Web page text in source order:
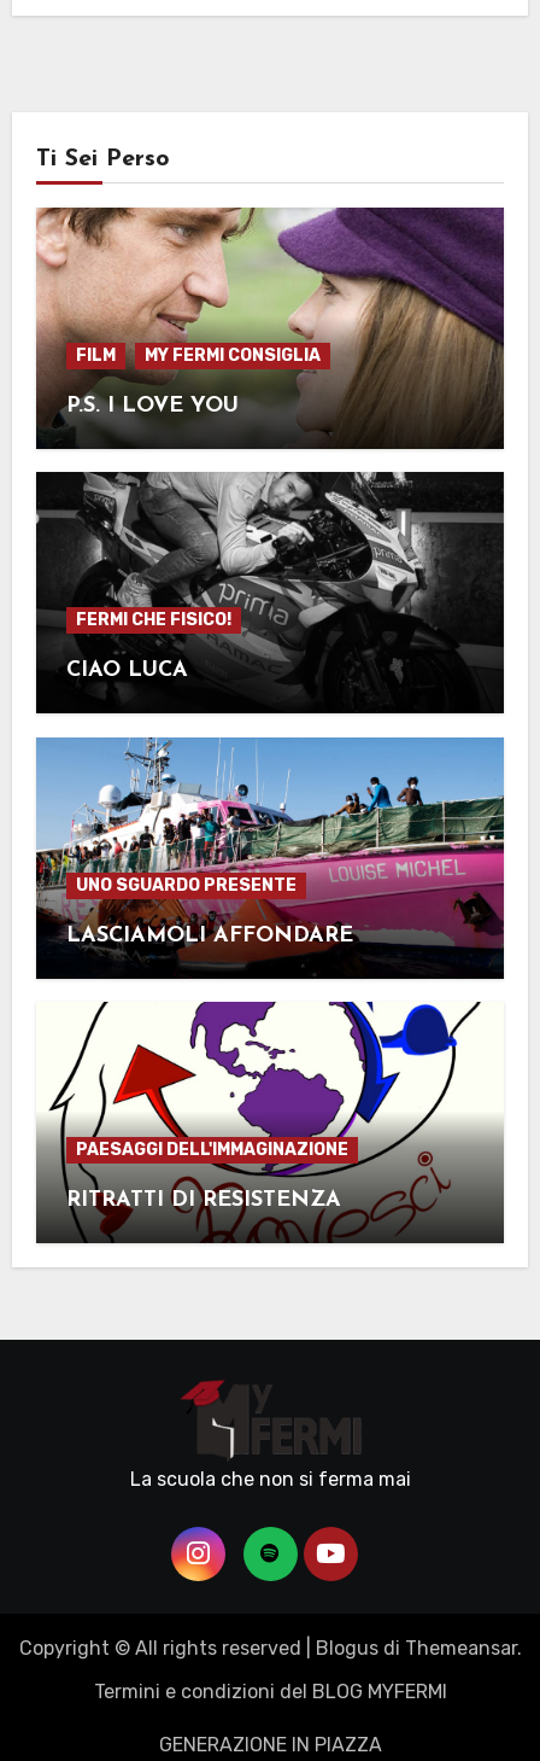
Ti Sei Perso
FILM MY FERMI CONSIGLIA
P.S. I LOVE YOU
FERMI CHE FISICO!
CIAO LUCA
UNO SGUARDO PRESENTE
LASCIAMOLI AFFONDARE
PAESAGGI DELL'IMMAGINAZIONE
RITRATTI DI RESISTENZA
La scuola che non si ferma mai
Copyright © All rights reserved Blogusdi Themeansar.
Termini e condizioni del BLOG MYFERMI
GENERAZIONE IN PIAZZA